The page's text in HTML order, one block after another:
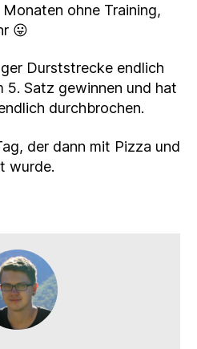
ohne Training,
😛
Durststrecke endlich
5. Satz gewinnen und hat
durchbrochen.
der dann mit Pizza und
wurde.